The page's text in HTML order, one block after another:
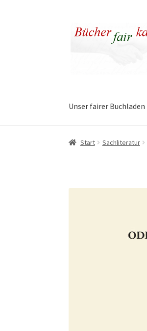
Zur
Navigation
Zum
Inhalt
Unser fairer Buchladen
Start Sachliteratur